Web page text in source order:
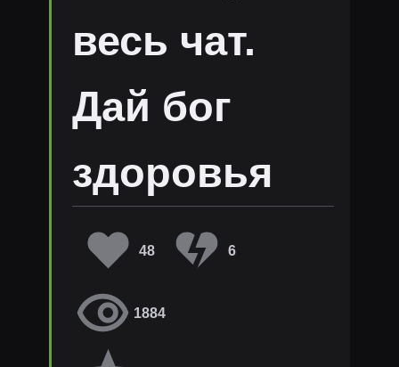
весь чат.
Дай бог
здоровья
48 6
1884